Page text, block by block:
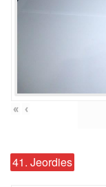
« ‹
41. Jeordies